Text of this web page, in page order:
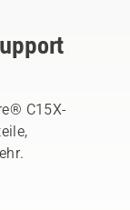
C15X-